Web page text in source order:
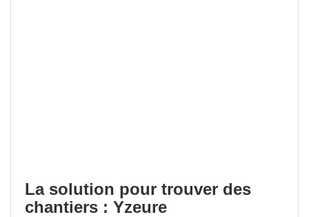
La solution pour trouver des
chantiers : Yzeure